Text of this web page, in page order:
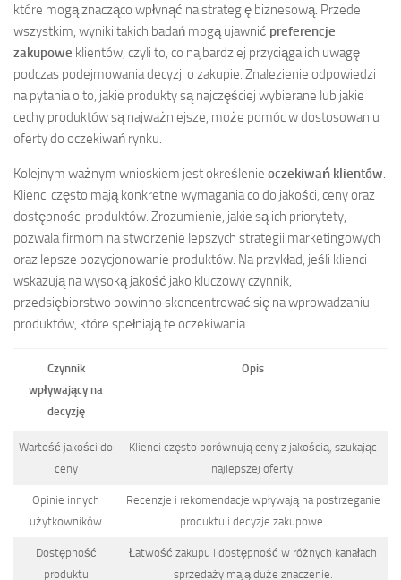
które mogą znacząco wpłynąć na strategię biznesową. Przede
wszystkim, wyniki takich badań mogą ujawnić preferencje
zakupowe klientów, czyli to, co najbardziej przyciąga ich uwagę
podczas podejmowania decyzji o zakupie. Znalezienie odpowiedzi
na pytania o to, jakie produkty są najczęściej wybierane lub jakie
cechy produktów są najważniejsze, może pomóc w dostosowaniu
oferty do oczekiwań rynku.
Kolejnym ważnym wnioskiem jest określenie oczekiwań klientów.
Klienci często mają konkretne wymagania co do jakości, ceny oraz
dostępności produktów. Zrozumienie, jakie są ich priorytety,
pozwala firmom na stworzenie lepszych strategii marketingowych
oraz lepsze pozycjonowanie produktów. Na przykład, jeśli klienci
wskazują na wysoką jakość jako kluczowy czynnik,
przedsiębiorstwo powinno skoncentrować się na wprowadzaniu
produktów, które spełniają te oczekiwania.
Czynnik
wpływający na
decyzję
Opis
Wartość jakości do
ceny
Klienci często porównują ceny z jakością, szukając
najlepszej oferty.
Opinie innych
użytkowników
Recenzje i rekomendacje wpływają na postrzeganie
produktu i decyzje zakupowe.
Dostępność
produktu
Łatwość zakupu i dostępność w różnych kanałach
sprzedaży mają duże znaczenie.